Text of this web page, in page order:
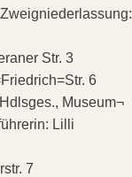
Str. 3
6
Museum¬
Lilli
7